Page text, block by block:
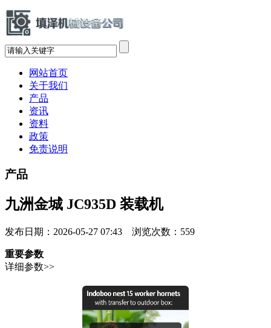
网站首页
关于我们
产品
资讯
资料
政策
免责说明
产品
九洲金城 JC935D 装载机
发布日期：2026-05-27 07:43 浏览次数： 559
重要参数
详细参数>>